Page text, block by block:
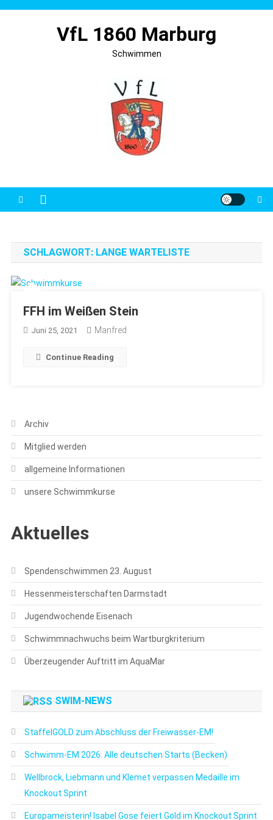
VfL 1860 Marburg
Schwimmen
SCHLAGWORT: LANGE WARTELISTE
FFH im Weißen Stein
Juni 25, 2021 Manfred
Continue Reading
Archiv
Mitglied werden
allgemeine Informationen
unsere Schwimmkurse
Aktuelles
Spendenschwimmen 23. August
Hessenmeisterschaften Darmstadt
Jugendwochende Eisenach
Schwimmnachwuchs beim Wartburgkriterium
Überzeugender Auftritt im AquaMar
SWIM-NEWS
StaffelGOLD zum Abschluss der Freiwasser-EM!
Schwimm-EM 2026: Alle deutschen Starts (Becken)
Wellbrock, Liebmann und Klemet verpassen Medaille im
Knockout Sprint
Europameisterin! Isabel Gose feiert Gold im Knockout Sprint